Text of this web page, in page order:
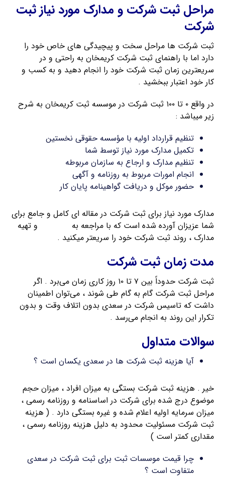
مراحل ثبت شرکت و مدارک مورد نیاز ثبت
شرکت
ثبت شرکت ها مراحل سخت و پیچیدگی های خاص خود را
دارد اما با راهنمای ثبت شرکت کریمخان به راحتی و در
سریعترین زمان ثبت شرکت خود را انجام دهید و به کسب و
کار خود اعتبار ببخشید .
در واقع ۰ تا ۱۰۰ ثبت شرکت در موسسه ثبت کریمخان به شرح
زیر میباشد :
تنظیم قرارداد اولیه با مؤسسه حقوقی نخستین
تکمیل مدارک مورد نیاز توسط شما
تنظیم مدارک و ارجاع به سازمان مربوطه
انجام امورات مربوط به روزنامه و آگهی
حضور موکل و دریافت گواهینامه پایان کار
مدارک مورد نیاز برای ثبت شرکت در مقاله ای کامل و جامع برای
شما عزیزان آورده شده است که با مراجعه به
و تهیه
مدارک ، روند ثبت شرکت خود را سریعتر میکنید .
مدت زمان ثبت شرکت
ثبت شرکت حدوداً بین ۷ تا ۱۰ روز کاری زمان می‌برد . اگر
مراحل ثبت شرکت گام به گام طی شوند ، می‌توان اطمینان
داشت که تاسیس شرکت در سعدی بدون اتلاف وقت و بدون
تکرار این روند به انجام می‌رسد .
سوالات متداول
آیا هزینه ثبت شرکت ها در سعدی یکسان است ؟
خیر . هزینه ثبت شرکت بستگی به میزان افراد ، میزان حجم
موضوع درج شده برای شرکت در اساسنامه و روزنامه رسمی ،
میزان سرمایه اولیه اعلام شده و غیره بستگی دارد . ( هزینه
ثبت شرکت مسئولیت محدود به دلیل هزینه روزنامه رسمی ،
مقداری کمتر است )
چرا قیمت موسسات ثبت برای ثبت شرکت در سعدی
متفاوت است ؟